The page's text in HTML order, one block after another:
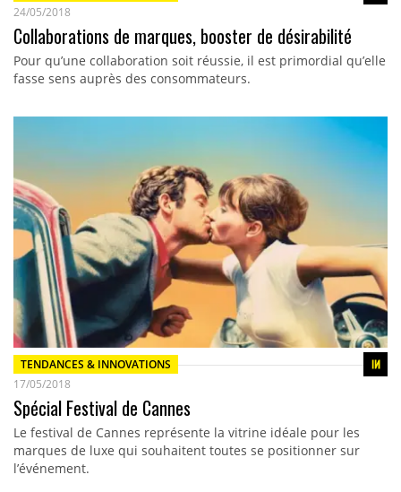
24/05/2018
Collaborations de marques, booster de désirabilité
Pour qu’une collaboration soit réussie, il est primordial qu’elle
fasse sens auprès des consommateurs.
TENDANCES & INNOVATIONS
17/05/2018
Spécial Festival de Cannes
Le festival de Cannes représente la vitrine idéale pour les
marques de luxe qui souhaitent toutes se positionner sur
l’événement.